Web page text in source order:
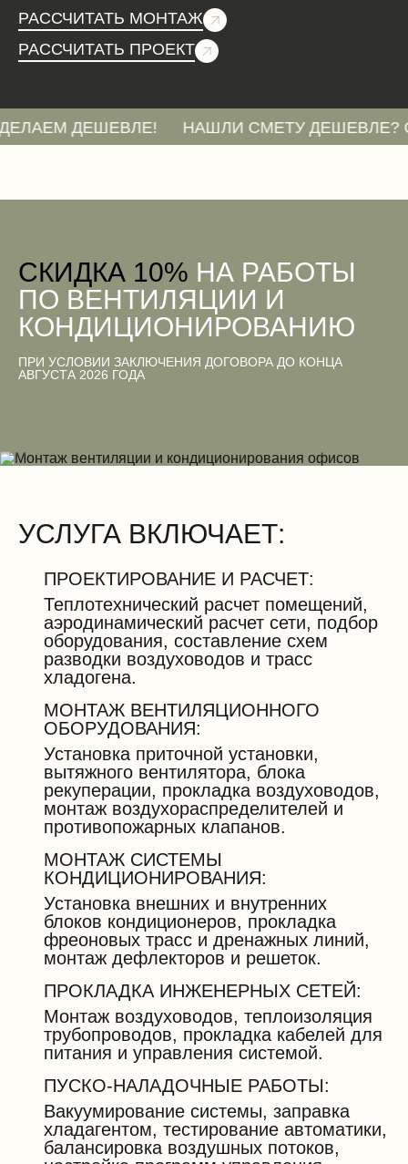
РАССЧИТАТЬ МОНТАЖ
РАССЧИТАТЬ ПРОЕКТ
НАШЛИ СМЕТУ ДЕШЕВЛЕ?
CКИДКА 10% НА РАБОТЫ
ПО ВЕНТИЛЯЦИИ И
КОНДИЦИОНИРОВАНИЮ
ПРИ УСЛОВИИ ЗАКЛЮЧЕНИЯ ДОГОВОРА ДО КОНЦА
АВГУСТА 2026 ГОДА
УСЛУГА ВКЛЮЧАЕТ:
ПРОЕКТИРОВАНИЕ И РАСЧЕТ:
Теплотехнический расчет помещений,
аэродинамический расчет сети, подбор
оборудования, составление схем
разводки воздуховодов и трасс
хладогена.
МОНТАЖ ВЕНТИЛЯЦИОННОГО
ОБОРУДОВАНИЯ:
Установка приточной установки,
вытяжного вентилятора, блока
рекуперации, прокладка воздуховодов,
монтаж воздухораспределителей и
противопожарных клапанов.
МОНТАЖ СИСТЕМЫ
КОНДИЦИОНИРОВАНИЯ:
Установка внешних и внутренних
блоков кондиционеров, прокладка
фреоновых трасс и дренажных линий,
монтаж дефлекторов и решеток.
ПРОКЛАДКА ИНЖЕНЕРНЫХ СЕТЕЙ:
Монтаж воздуховодов, теплоизоляция
трубопроводов, прокладка кабелей для
питания и управления системой.
ПУСКО-НАЛАДОЧНЫЕ РАБОТЫ:
Вакуумирование системы, заправка
хладагентом, тестирование автоматики,
балансировка воздушных потоков,